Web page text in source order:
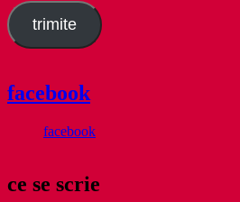
trimite
facebook
facebook
ce se scrie